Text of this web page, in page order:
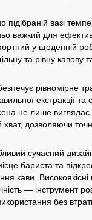
підібраній вазі
важкий для
у щоденній
та рівну кавову
рівномірне
екстракції та
не лише виглядає
хват, дозволяючи
сучасний
бариста та
кави.
— інструмент
без